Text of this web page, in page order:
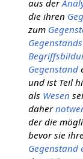
aus der
die ihren
zum
Gegenstands
Gegenstand
und ist Teil
als Wesen
daher
der die
bevor sie
Gegenstand